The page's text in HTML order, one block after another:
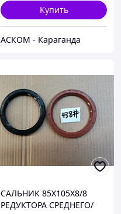
Купить
АСКОМ - Караганда
САЛЬНИК 85X105X8/8
РЕДУКТОРА СРЕДНЕГО/